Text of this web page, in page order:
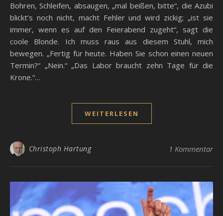
Bohren, Schleifen, absaugen, „mal beißen, bitte“, die Azubi
blickt’s noch nicht, macht Fehler und wird zickig; „ist sie
immer, wenn es auf den Feierabend zugeht“, sagt die
coole Blonde. Ich muss raus aus diesem Stuhl, mich
bewegen. „Fertig für heute. Haben Sie schon einen neuen
Termin?“ „Nein.“ „Das Labor braucht zehn Tage für die
Krone.“…
WEITERLESEN
Christoph Hartung 1 Kommentar